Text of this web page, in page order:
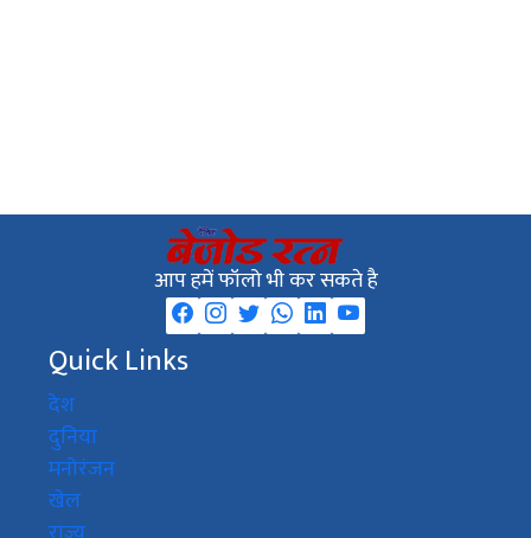
आप हमें फॉलो भी कर सकते है
Quick Links
देश
दुनिया
मनोरंजन
खेल